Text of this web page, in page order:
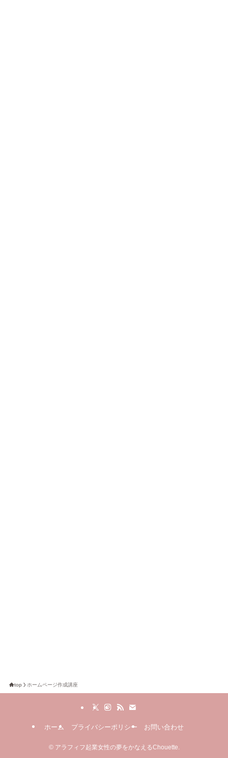
top ホームページ作成講座
ホーム プライバシーポリシー お問い合わせ
©アラフィフ起業女性の夢をかなえるChouette.